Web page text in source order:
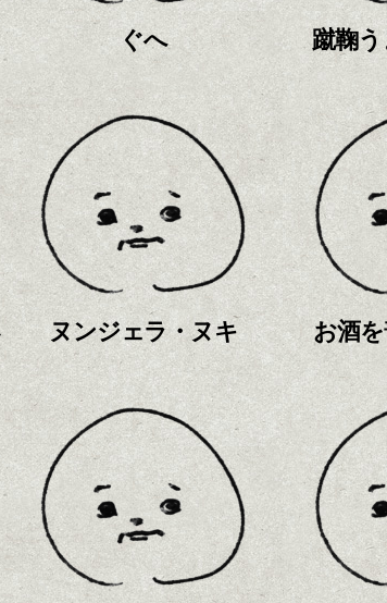
ぐへ 蹴鞠
ヌンジェラ・ヌキ お酒